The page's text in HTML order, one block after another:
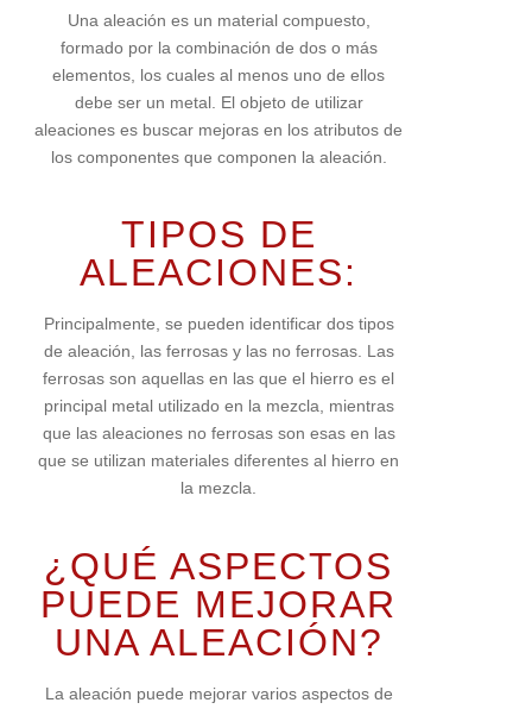
Una aleación es un material compuesto,
formado por la combinación de dos o más
elementos, los cuales al menos uno de ellos
debe ser un metal. El objeto de utilizar
aleaciones es buscar mejoras en los atributos de
los componentes que componen la aleación.
TIPOS DE
ALEACIONES:
Principalmente, se pueden identificar dos tipos
de aleación, las ferrosas y las no ferrosas. Las
ferrosas son aquellas en las que el hierro es el
principal metal utilizado en la mezcla, mientras
que las aleaciones no ferrosas son esas en las
que se utilizan materiales diferentes al hierro en
la mezcla.
¿QUÉ ASPECTOS
PUEDE MEJORAR
UNA ALEACIÓN?
La aleación puede mejorar varios aspectos de